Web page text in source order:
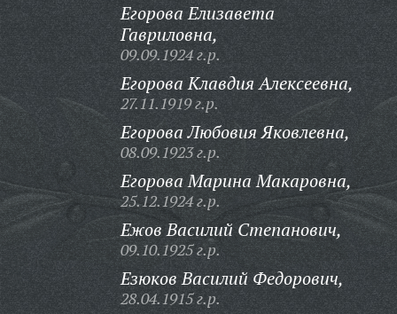
Егорова Елизавета
Гавриловна,
09.09.1924 г.р.
Егорова Клавдия Алексеевна,
27.11.1919 г.р.
Егорова Любовия Яковлевна,
08.09.1923 г.р.
Егорова Марина Макаровна,
25.12.1924 г.р.
Ежов Василий Степанович,
09.10.1925 г.р.
Езюков Василий Федорович,
28.04.1915 г.р.